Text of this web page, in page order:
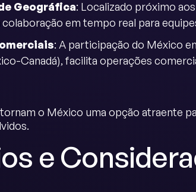
Geográfica: Localizado próximo
em tempo real para
: A participação do México
Canadá), facilita operações
o México uma opção atraente
e